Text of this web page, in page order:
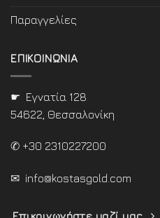
Παραγγελίες
ΕΠΙΚΟΙΝΩΝΙΑ
☛ Εγνατία 128
54622, Θεσσαλονίκη
✆ +30 2310227200
✉ info@kostasgold.com
Επικοινωνήστε μαζί μας